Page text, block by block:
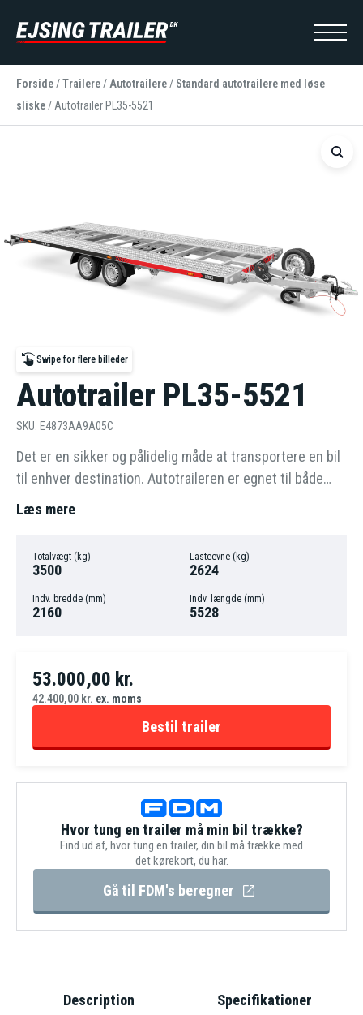
Forside/Trailere/ Autotrailere/ Standard autotrailere med løse
sliske/ Autotrailer PL35-5521
Swipe for flere billeder
Autotrailer PL35-5521
SKU: E4873AA9A05C
Det er en sikker og pålidelig måde at transportere en bil
til enhver destination. Autotraileren er egnet til både
personlig brug (individuel) og fuldt professionel brug
Læs mere
Totalvægt (kg)
3500
Lasteevne (kg)
2624
Indv. bredde (mm)
2160
Indv. længde (mm)
5528
53.000,00 kr.
42.400,00 kr. ex. moms
Bestil trailer
Hvor tung en trailer må min bil trække?
Find ud af, hvor tung en trailer, din bil må trække med
det kørekort, du har.
Gå til FDM's beregner
Description Specifikationer